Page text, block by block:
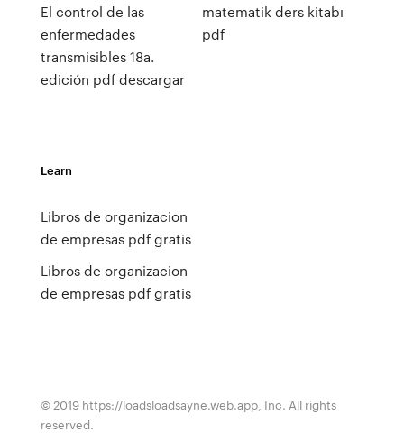
El control de las
enfermedades
transmisibles 18a.
edición pdf descargar
matematik ders kitabı
pdf
Learn
Libros de organizacion
de empresas pdf gratis
Libros de organizacion
de empresas pdf gratis
© 2019 https://loadsloadsayne.web.app, Inc. All rights
reserved.